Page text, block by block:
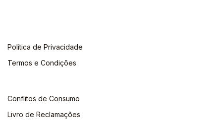
Política de Privacidade
Termos e Condições
Conflitos de Consumo
Livro de Reclamações